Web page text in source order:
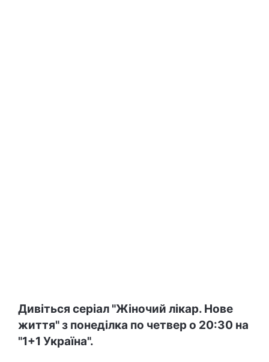
Дивіться серіал "Жіночий лікар. Нове
життя" з понеділка по четвер о 20:30 на
"1+1 Україна".